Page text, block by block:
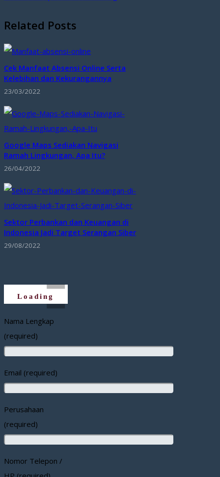
Related Posts
Cek Manfaat Absensi Online Serta
Kelebihan dan Kekurangannya
23/03/2022
Google Maps Sediakan Navigasi
Ramah Lingkungan, Apa Itu?
26/04/2022
Sektor Perbankan dan Keuangan di
Indonesia Jadi Target Serangan Siber
29/08/2022
Loading
Nama Lengkap
(required)
Email (required)
Perusahaan
(required)
Nomor Telepon /